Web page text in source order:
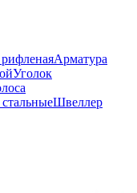
Арматура
Уголок
Швеллер